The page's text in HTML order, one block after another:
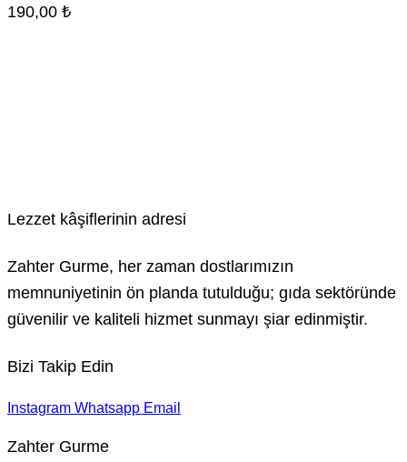
190,00 ₺
Lezzet kâşiflerinin adresi
Zahter Gurme, her zaman dostlarımızın
memnuniyetinin ön planda tutulduğu; gıda sektöründe
güvenilir ve kaliteli hizmet sunmayı şiar edinmiştir.
Bizi Takip Edin
Instagram Whatsapp Email
Zahter Gurme